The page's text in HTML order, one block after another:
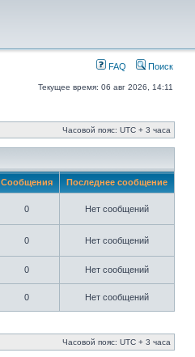
FAQ Поиск
Текущее время: 06 авг 2026, 14:11
Часовой пояс: UTC + 3 часа
Сообщения Последнее сообщение
0 Нет сообщений
0 Нет сообщений
0 Нет сообщений
0 Нет сообщений
Часовой пояс: UTC + 3 часа